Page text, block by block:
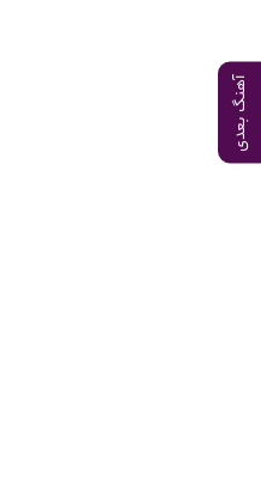
آهنگ بعدی